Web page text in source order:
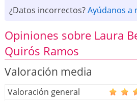
¿Datos incorrectos?Ayúdanos a
Opiniones sobre Laura
Quirós Ramos
Valoración media
Valoración general